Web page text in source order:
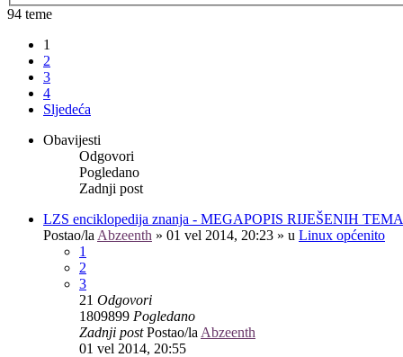
94 teme
1
2
3
4
Sljedeća
Obavijesti
Odgovori
Pogledano
Zadnji post
LZS enciklopedija znanja - MEGAPOPIS RIJEŠENIH TEMA
Postao/la Abzeenth » 01 vel 2014, 20:23 » u Linux općenito
1
2
3
21 Odgovori
1809899 Pogledano
Zadnji postPostao/la Abzeenth
01 vel 2014, 20:55